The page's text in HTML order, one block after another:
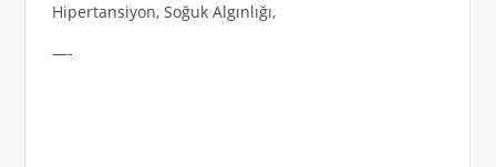
Hipertansiyon, Soğuk Algınlığı,
—-